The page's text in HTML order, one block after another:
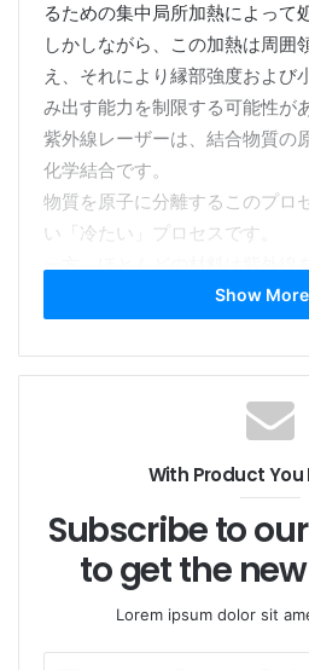
るための集中局所加熱によって
しかしながら、この加熱は周囲
え、それにより縁部強度および
み出す能力を制限する可能性が
紫外線レーザーは、結合物質の
化学結合です。
物質を原子に分離するこのプロ
い「冷たい」プロセスです。
一方、ほとんどの材料は紫外線
ができます。これは、赤外線お
Show More
With Product
Subscribe to
to get the
Lorem ipsum dolor sit